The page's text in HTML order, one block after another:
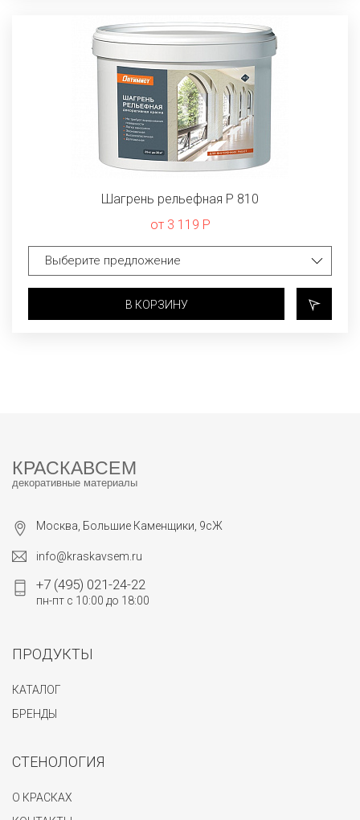
Шагрень рельефная P 810
от 3 119 Р
В КОРЗИНУ
КРАСКАВСЕМ
декоративные материалы
Москва, Большие Каменщики, 9сЖ
info@kraskavsem.ru
+7 (495) 021-24-22
пн-пт с 10:00 до 18:00
ПРОДУКТЫ
КАТАЛОГ
БРЕНДЫ
СТЕНОЛОГИЯ
О КРАСКАХ